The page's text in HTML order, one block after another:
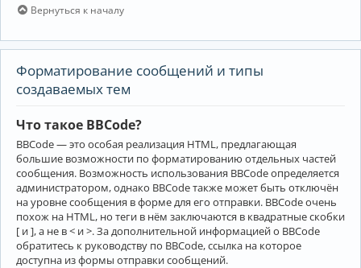
Вернуться к началу
Форматирование сообщений и типы
создаваемых тем
Что такое BBCode?
BBCode — это особая реализация HTML, предлагающая
большие возможности по форматированию отдельных частей
сообщения. Возможность использования BBCode определяется
администратором, однако BBCode также может быть отключён
на уровне сообщения в форме для его отправки. BBCode очень
похож на HTML, но теги в нём заключаются в квадратные скобки
[ и ], а не в < и >. За дополнительной информацией о BBCode
обратитесь к руководству по BBCode, ссылка на которое
доступна из формы отправки сообщений.